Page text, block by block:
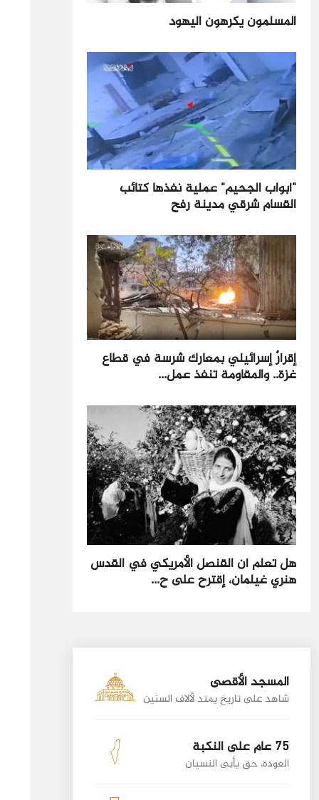
المسلمون يكرهون اليهود
"أبواب الجحيم" عملية نفذها كتائب
القسام شرقي مدينة رفح
إقرارٌ إسرائيلي بمعارك شرسة في قطاع
غزة.. والمقاومة تنفذ عمل...
هل تعلم أن القنصل الأمريكي في القدس
هنري غيلمان، إقترح على ح...
المسجد الأقصى
شاهد على تاريخ يمتد لألاف السنين
75 عام على النكبة
العودة، حق يأبى النسيان